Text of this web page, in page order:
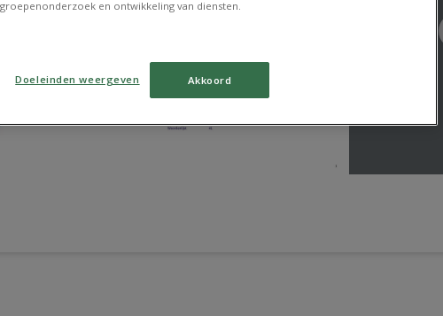
en ontwikkeling van diensten.
Doeleinden weergeven Akkoord